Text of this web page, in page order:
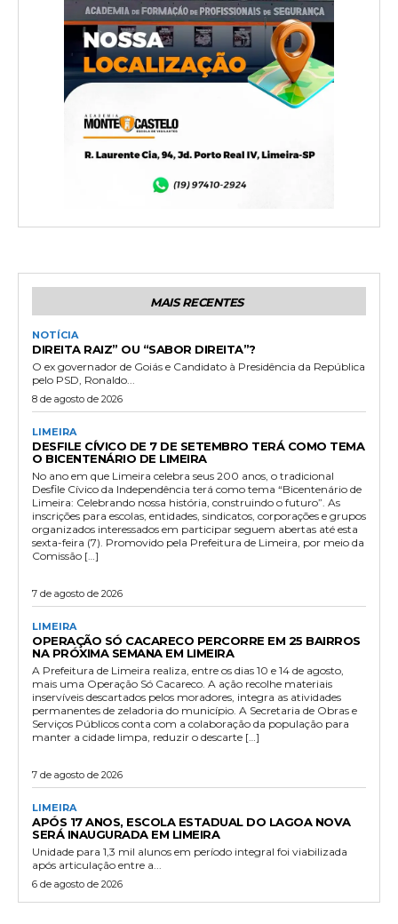
MAIS RECENTES
NOTÍCIA
DIREITA RAIZ” OU “SABOR DIREITA”?
O ex governador de Goiás e Candidato à Presidência da República
pelo PSD, Ronaldo...
8 de agosto de 2026
LIMEIRA
DESFILE CÍVICO DE 7 DE SETEMBRO TERÁ COMO TEMA
O BICENTENÁRIO DE LIMEIRA
No ano em que Limeira celebra seus 200 anos, o tradicional
Desfile Cívico da Independência terá como tema “Bicentenário de
Limeira: Celebrando nossa história, construindo o futuro”. As
inscrições para escolas, entidades, sindicatos, corporações e grupos
organizados interessados em participar seguem abertas até esta
sexta-feira (7). Promovido pela Prefeitura de Limeira, por meio da
Comissão […]
7 de agosto de 2026
LIMEIRA
OPERAÇÃO SÓ CACARECO PERCORRE EM 25 BAIRROS
NA PRÓXIMA SEMANA EM LIMEIRA
A Prefeitura de Limeira realiza, entre os dias 10 e 14 de agosto,
mais uma Operação Só Cacareco. A ação recolhe materiais
inservíveis descartados pelos moradores, integra as atividades
permanentes de zeladoria do município. A Secretaria de Obras e
Serviços Públicos conta com a colaboração da população para
manter a cidade limpa, reduzir o descarte […]
7 de agosto de 2026
LIMEIRA
APÓS 17 ANOS, ESCOLA ESTADUAL DO LAGOA NOVA
SERÁ INAUGURADA EM LIMEIRA
Unidade para 1,3 mil alunos em período integral foi viabilizada
após articulação entre a...
6 de agosto de 2026